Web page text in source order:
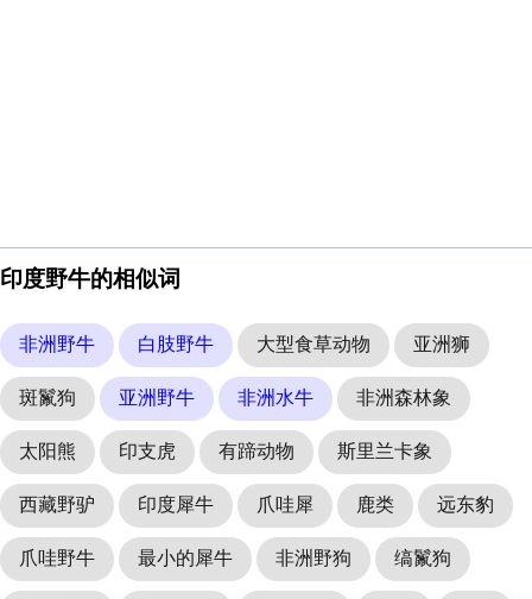
印度野牛的相似词
非洲野牛 白肢野牛 大型食草动物 亚洲狮
斑鬣狗 亚洲野牛 非洲水牛 非洲森林象
太阳熊 印支虎 有蹄动物 斯里兰卡象
西藏野驴 印度犀牛 爪哇犀 鹿类 远东豹
爪哇野牛 最小的犀牛 非洲野狗 缟鬣狗